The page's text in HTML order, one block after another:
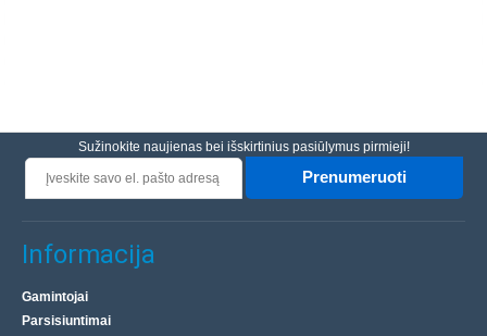
Sužinokite naujienas bei išskirtinius pasiūlymus pirmieji!
Prenumeruoti
Informacija
Gamintojai
Parsisiuntimai